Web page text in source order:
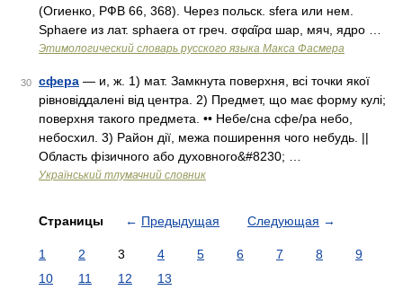
(Огиенко, РФВ 66, 368). Через польск. sfera или нем.
Sрhаеrе из лат. sрhаеrа от греч. σφαῖρα шар, мяч, ядро …
Этимологический словарь русского языка Макса Фасмера
30 сфера — и, ж. 1) мат. Замкнута поверхня, всі точки якої
рівновіддалені від центра. 2) Предмет, що має форму кулі;
поверхня такого предмета. •• Небе/сна сфе/ра небо,
небосхил. 3) Район дії, межа поширення чого небудь. ||
Область фізичного або духовного&#8230; …
Український тлумачний словник
Страницы ← Предыдущая Следующая →
1 2 3 4 5 6 7 8
9
10
11 12 13